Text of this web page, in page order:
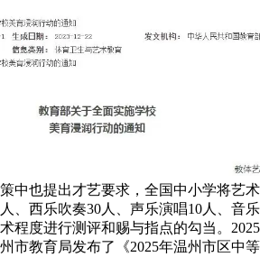
中也提出才艺要求，全国中小学将
、西乐吹奏30人、声乐演唱10人、音
程度进行测评和赐与指点的勾当。
市教育局发布了《2025年温州市区